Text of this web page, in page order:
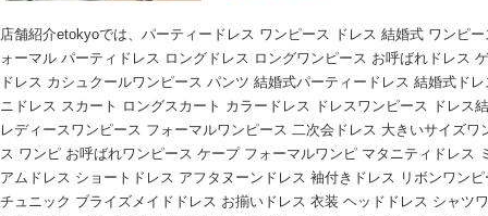
店舗紹介etokyoでは、パーティードレス ワンピース ドレス 結婚式 ワンピ
ォーマル パーティドレス ロングドレス ロングワンピース お呼ばれドレス
ドレス カシュクールワンピース パンツ 結婚式パーティードレス 結婚式ド
ニドレス スカート ロングスカート カラードレス ドレスワンピース ドレス
レディースワンピース フォーマルワンピース 二次会ドレス 大きいサイズワ
ス ワンピ お呼ばれワンピース ケープ フォーマルワンピ マタニティドレス
アムドレス ショートドレス アフタヌーンドレス 袖付きドレス リボンワンピ
チュニック ブライズメイドドレス お揃いドレス 衣装 ヘッドドレス シャツ